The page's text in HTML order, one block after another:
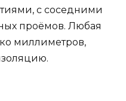
с соседними
проёмов. Любая
миллиметров,